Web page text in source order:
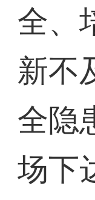
全、
新不
全隐
场下